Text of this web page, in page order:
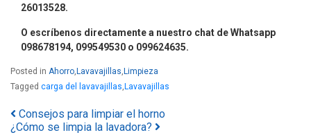
26013528.
O escríbenos directamente a nuestro chat de Whatsapp
098678194, 099549530 o 099624635.
Posted in Ahorro, Lavavajillas, Limpieza
Tagged carga del lavavajillas, Lavavajillas
Navegación por los posts
Consejos para limpiar el horno
¿Cómo se limpia la lavadora?